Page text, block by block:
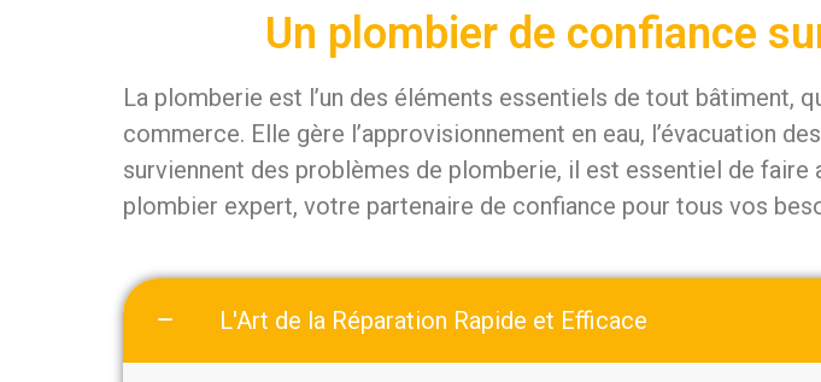
Un plombier de confiance
La plomberie est l’un des éléments essentiels de tout bâtiment,
commerce. Elle gère l’approvisionnement en eau, l’évacuation
surviennent des problèmes de plomberie, il est essentiel de faire
plombier expert, votre partenaire de confiance pour tous vos
L'Art de la Réparation Rapide et Efficace